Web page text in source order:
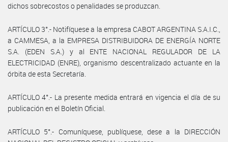
dichos sobrecostos o penalidades se produzcan.
ARTÍCULO 3°.- Notifíquese a la empresa CABOT ARGENTINA S.A.I.C.,
a CAMMESA, a la EMPRESA DISTRIBUIDORA DE ENERGÍA NORTE
S.A. (EDEN S.A.) y al ENTE NACIONAL REGULADOR DE LA
ELECTRICIDAD (ENRE), organismo descentralizado actuante en la
órbita de esta Secretaría.
ARTÍCULO 4°.- La presente medida entrará en vigencia el día de su
publicación en el Boletín Oficial.
ARTÍCULO 5°.- Comuníquese, publíquese, dese a la DIRECCIÓN